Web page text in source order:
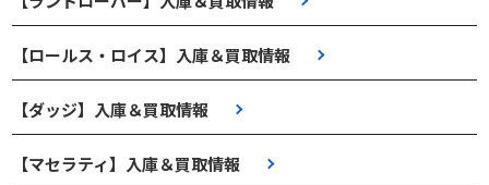
【ロールス・ロイス】入庫＆買取情報
【ダッジ】入庫＆買取情報
【マセラティ】入庫＆買取情報